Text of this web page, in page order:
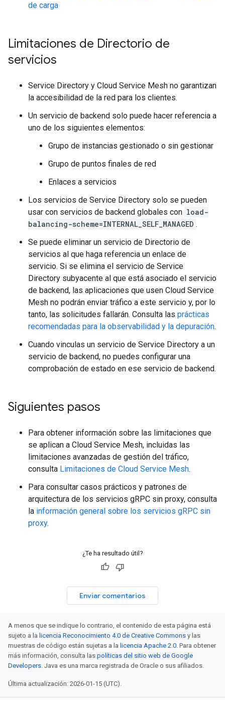
de carga
Limitaciones de Directorio de
servicios
Service Directory y Cloud Service Mesh no garantizan
la accesibilidad de la red para los clientes.
Un servicio de backend solo puede hacer referencia a
uno de los siguientes elementos:
Grupo de instancias gestionado o sin gestionar
Grupo de puntos finales de red
Enlaces a servicios
Los servicios de Service Directory solo se pueden
usar con servicios de backend globales con load-
balancing-scheme=INTERNAL_SELF_MANAGED .
Se puede eliminar un servicio de Directorio de
servicios al que haga referencia un enlace de
servicio. Si se elimina el servicio de Service
Directory subyacente al que está asociado el servicio
de backend, las aplicaciones que usen Cloud Service
Mesh no podrán enviar tráfico a este servicio y, por lo
tanto, las solicitudes fallarán. Consulta las prácticas
recomendadas para la observabilidad y la depuración.
Cuando vinculas un servicio de Service Directory a un
servicio de backend, no puedes configurar una
comprobación de estado en ese servicio de backend.
Siguientes pasos
Para obtener información sobre las limitaciones que
se aplican a Cloud Service Mesh, incluidas las
limitaciones avanzadas de gestión del tráfico,
consulta Limitaciones de Cloud Service Mesh.
Para consultar casos prácticos y patrones de
arquitectura de los servicios gRPC sin proxy, consulta
la información general sobre los servicios gRPC sin
proxy.
¿Te ha resultado útil?
Enviar comentarios
A menos que se indique lo contrario, el contenido de esta página está
sujeto a la licencia Reconocimiento 4.0 de Creative Commons y las
muestras de código están sujetas a la licencia Apache 2.0. Para obtener
más información, consulta las políticas del sitio web de Google
Developers. Java es una marca registrada de Oracle o sus afiliados.
Última actualización: 2026-01-15 (UTC).